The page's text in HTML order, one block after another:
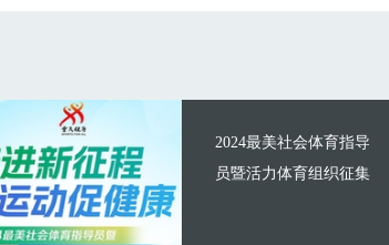
2024最美社会体育指导
员暨活力体育组织征集